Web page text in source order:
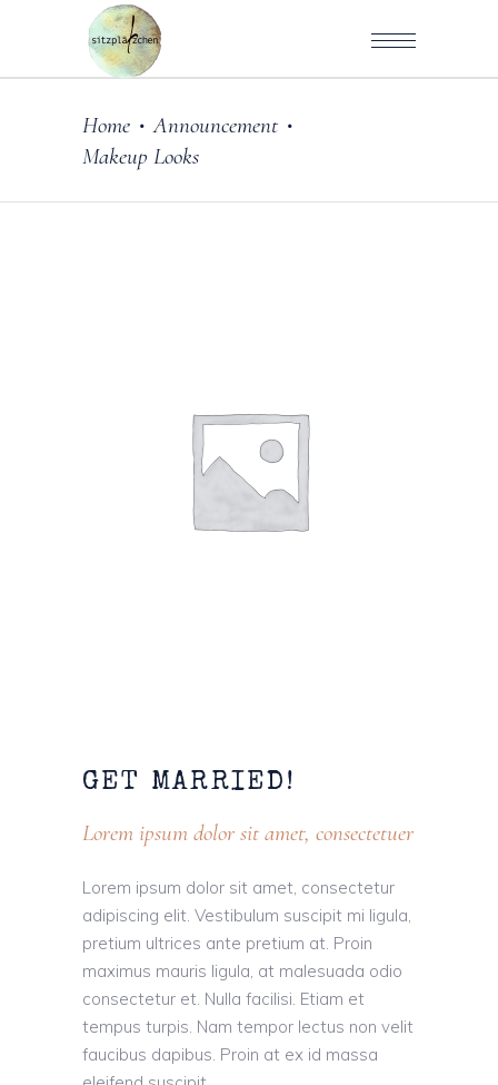
Home •Announcement •
Makeup Looks
GET MARRIED!
Lorem ipsum dolor sit amet, consectetuer
Lorem ipsum dolor sit amet, consectetur
adipiscing elit. Vestibulum suscipit mi ligula,
pretium ultrices ante pretium at. Proin
maximus mauris ligula, at malesuada odio
consectetur et. Nulla facilisi. Etiam et
tempus turpis. Nam tempor lectus non velit
faucibus dapibus. Proin at ex id massa